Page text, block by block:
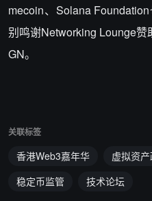
mecoin、Solana
别鸣谢Networking Lounge
GN。
关联标签
香港Web3嘉年华 虚拟资
稳定币监管
技术论坛